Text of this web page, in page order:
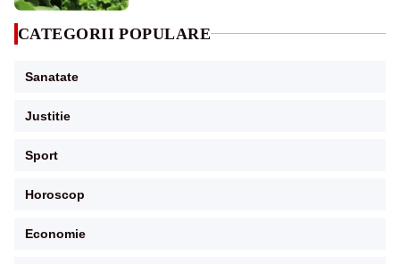
CATEGORII POPULARE
Sanatate
Justitie
Sport
Horoscop
Economie